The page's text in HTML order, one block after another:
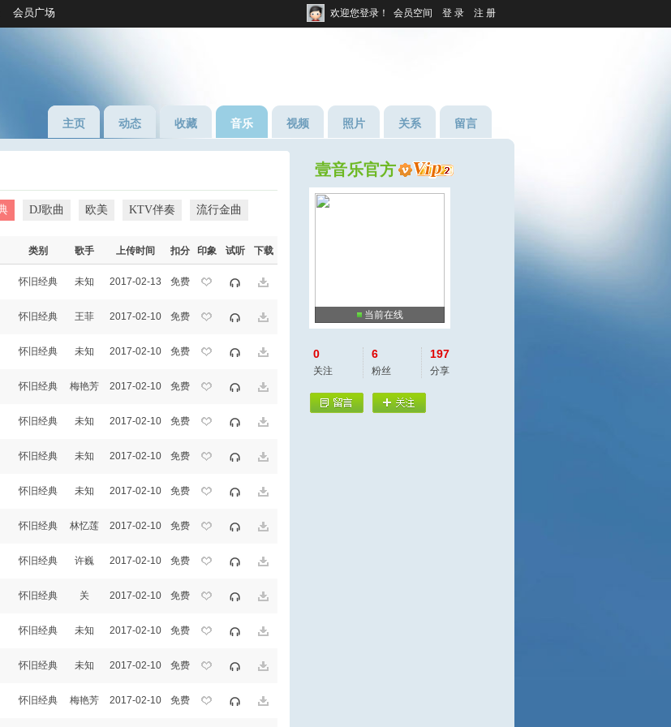
会员广场 欢迎您登录！ 会员空间 登 录 注 册
主页 动态 收藏 音乐 视频 照片 关系 留言
DJ歌曲 欧美 KTV伴奏 流行金曲
类别 歌手 上传时间 扣分 印象 试听 下载
怀旧经典 未知 2017-02-13 免费
怀旧经典 王菲 2017-02-10 免费
怀旧经典 未知 2017-02-10 免费
怀旧经典 梅艳芳 2017-02-10 免费
怀旧经典 未知 2017-02-10 免费
怀旧经典 未知 2017-02-10 免费
怀旧经典 未知 2017-02-10 免费
怀旧经典 林忆莲 2017-02-10 免费
怀旧经典 许巍 2017-02-10 免费
怀旧经典 关 2017-02-10 免费
怀旧经典 未知 2017-02-10 免费
怀旧经典 未知 2017-02-10 免费
怀旧经典 梅艳芳 2017-02-10 免费
壹音乐官方
当前在线
0
关注
6
粉丝
197
分享